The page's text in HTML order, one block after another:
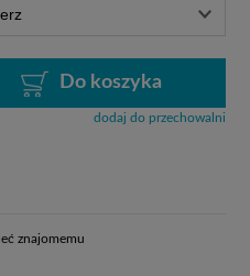
Do koszyka
dodaj do przechowalni
znajomemu